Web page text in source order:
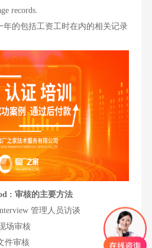
records.
的包括工资工时在内的相关记录
: 审核的主要方法
管理人员访谈
场审核
件审核